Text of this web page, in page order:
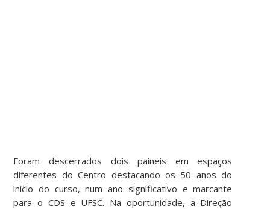
Foram descerrados dois paineis em espaços
diferentes do Centro destacando os 50 anos do
início do curso, num ano significativo e marcante
para o CDS e UFSC. Na oportunidade, a Direção